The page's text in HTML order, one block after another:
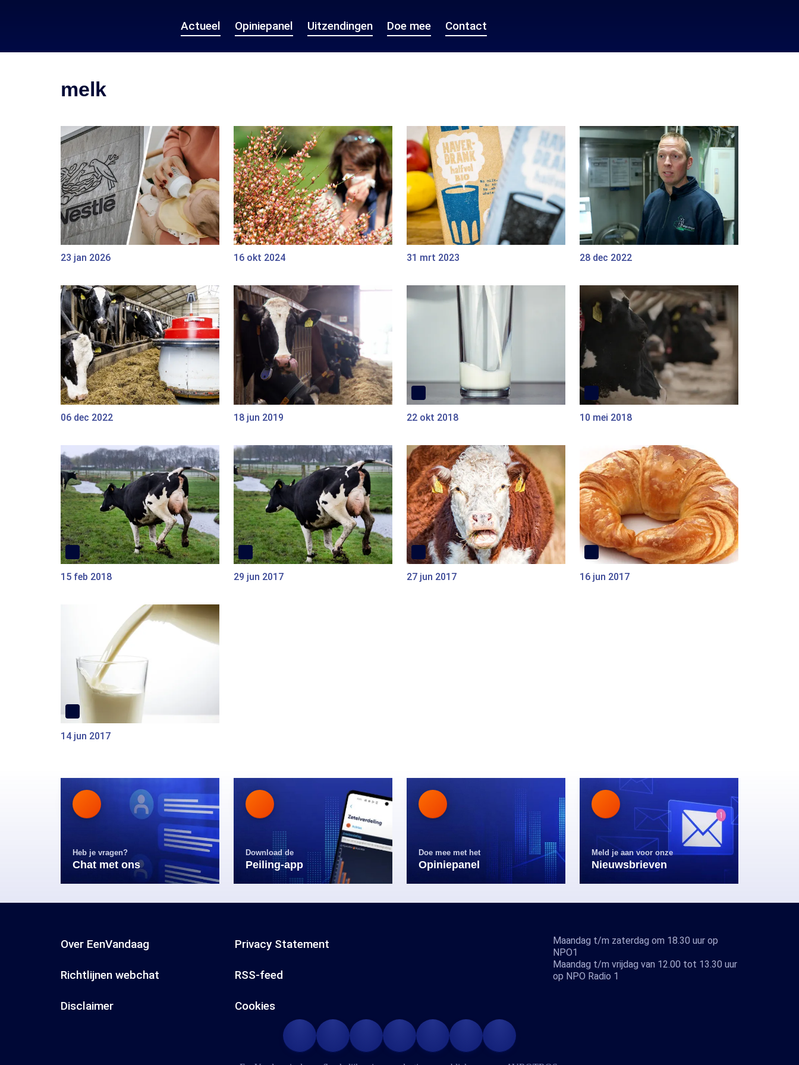
Actueel Opiniepanel Uitzendingen Doe mee Contact
melk
23 jan 2026 16 okt 2024 31 mrt 2023 28 dec 2022
06 dec 2022 18 jun 2019 22 okt 2018 10 mei 2018
15 feb 2018 29 jun 2017 27 jun 2017 16 jun 2017
14 jun 2017
Heb je vragen?
Chat met ons
Download de
Peiling-app
Doe mee met het
Opiniepanel
Meld je aan voor onze
Nieuwsbrieven
Over EenVandaag Privacy Statement
Richtlijnen webchat RSS-feed
Disclaimer Cookies
Maandag t/m zaterdag om 18.30 uur op
NPO1
Maandag t/m vrijdag van 12.00 tot 13.30 uur
op NPO Radio 1